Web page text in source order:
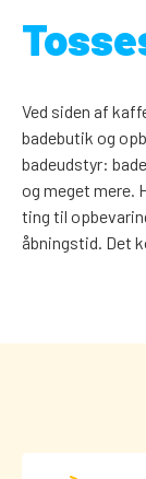
Ved siden af
badebutik og
badeudstyr:
og meget mere.
ting til
åbningstid. Det